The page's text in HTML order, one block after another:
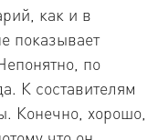
как и в
показывает
по
К составителям
Конечно, хорошо,